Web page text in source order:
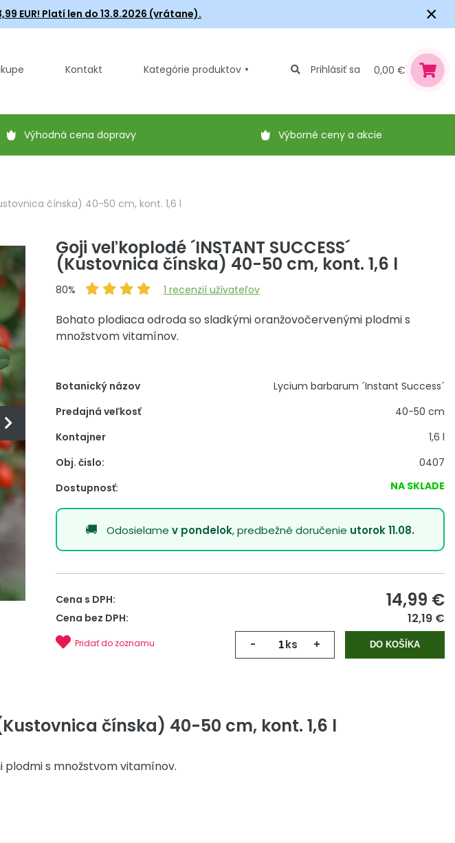
EUR! Platí len do 13.8.2026 (vrátane). ×
Kontakt Kategórie produktov Prihlásiť sa 0,00 €
Výhodná cena dopravy Výborné ceny a akcie
čínska) 40-50 cm, kont. 1,6 l
Goji veľkoplodé ´INSTANT SUCCESS´
(Kustovnica čínska) 40-50 cm, kont. 1,6 l
80% 1 recenzií užívateľov
Bohato plodiaca odroda so sladkými oranžovočervenými plodmi s
množstvom vitamínov.
Botanický názov
Lycium barbarum ´Instant Success´
Predajná veľkosť
40-50 cm
Kontajner
1,6 l
Obj. čislo:
0407
Dostupnosť:
NA SKLADE
Odosielamev pondelok, predbežné doručenie utorok 11.08.
Cena s DPH: 14,99 €
Cena bez DPH: 12,19 €
- ks + DO KOŠÍKA
Pridať do zoznamu
(Kustovnica čínska) 40-50 cm, kont. 1,6 l
s množstvom vitamínov.